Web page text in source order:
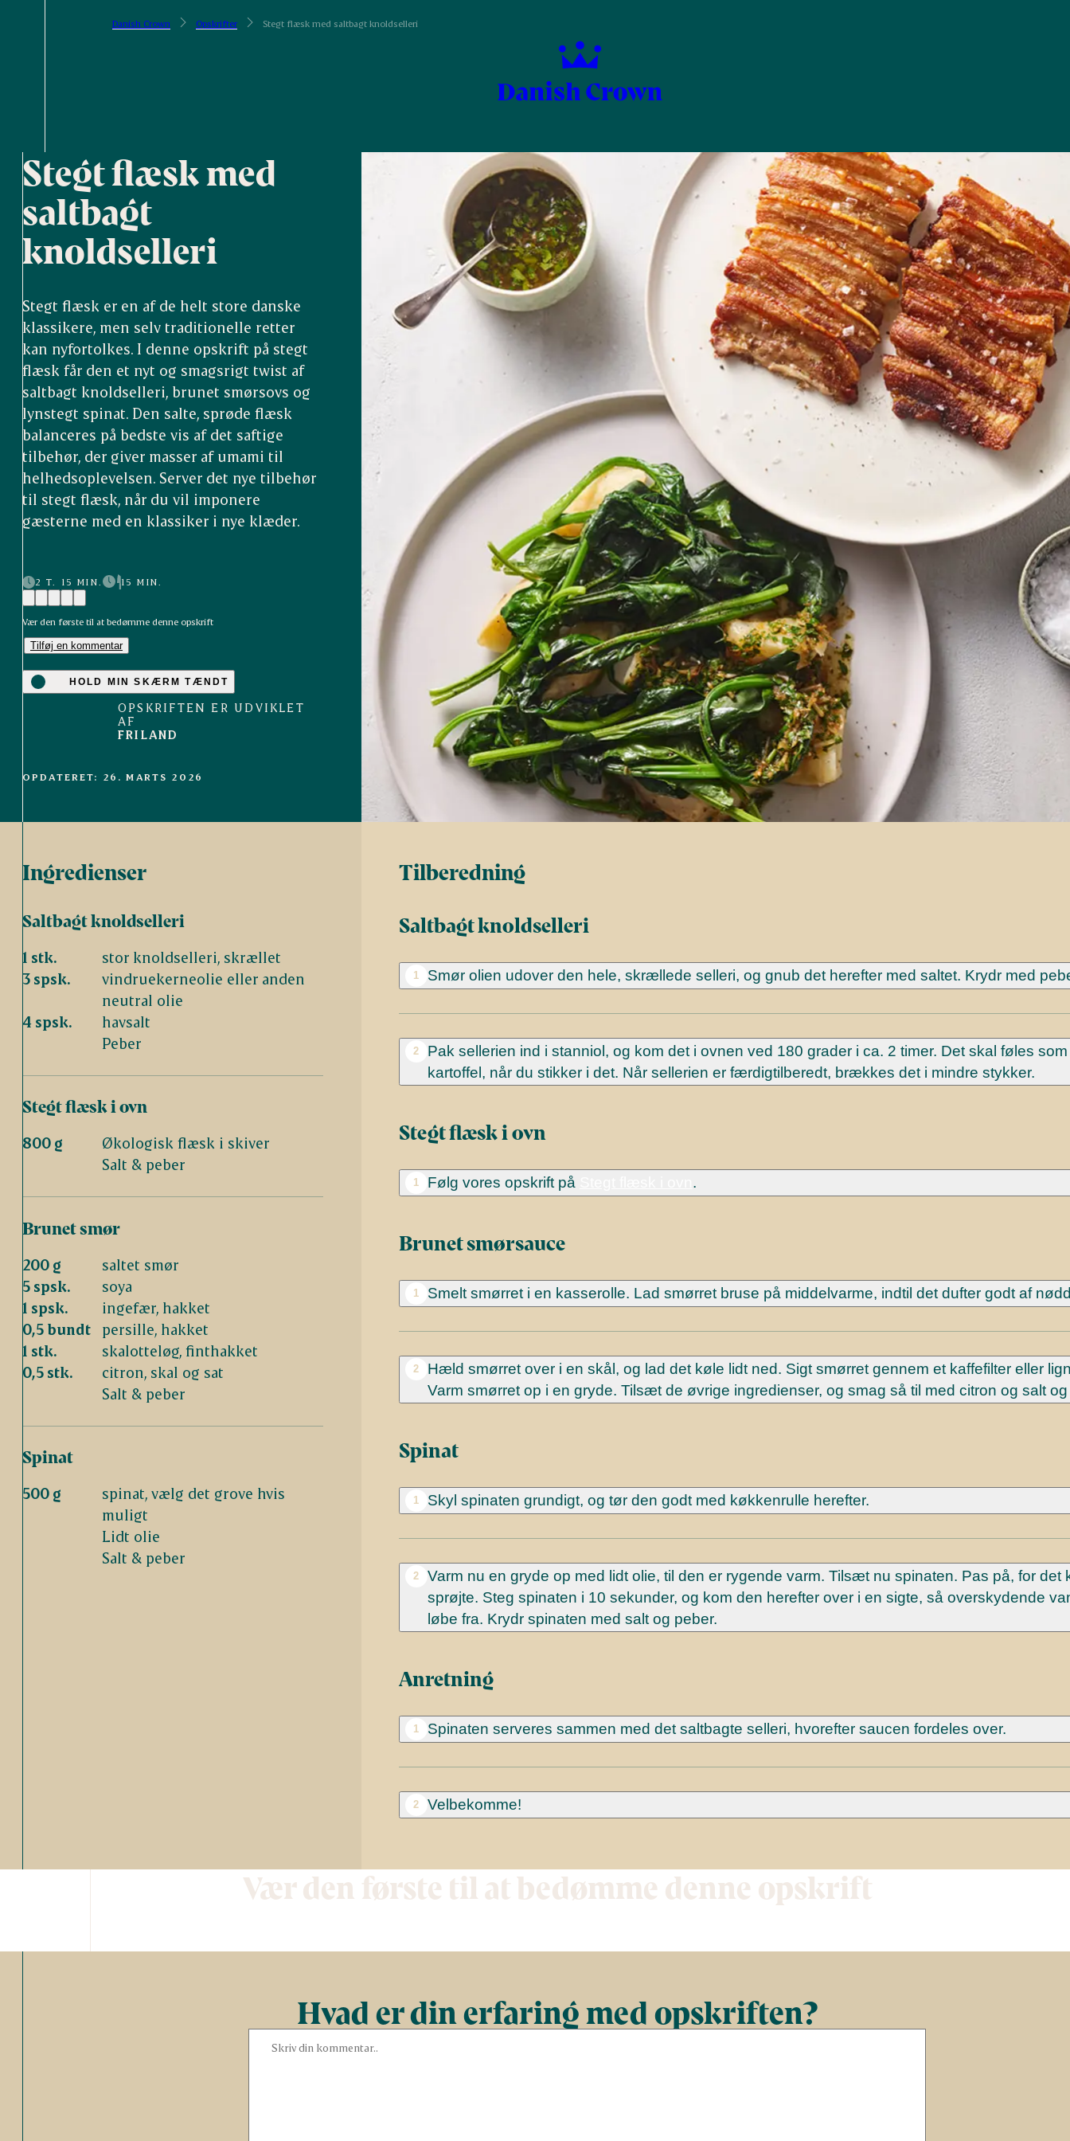
Danish Crown Opskrifter Stegt flæsk med saltbagt knoldselleri
Stegt flæsk med
saltbagt
knoldselleri
Stegt flæsk er en af de helt store danske
klassikere, men selv traditionelle retter
kan nyfortolkes. I denne opskrift på stegt
flæsk får den et nyt og smagsrigt twist af
saltbagt knoldselleri, brunet smørsovs og
lynstegt spinat. Den salte, sprøde flæsk
balanceres på bedste vis af det saftige
tilbehør, der giver masser af umami til
helhedsoplevelsen. Server det nye tilbehør
til stegt flæsk, når du vil imponere
gæsterne med en klassiker i nye klæder.
2 T. 15 MIN. 15 MIN.
Vær den første til at bedømme denne opskrift
Tilføj en kommentar
HOLD MIN SKÆRM TÆNDT
OPSKRIFTEN ER UDVIKLET
AF
FRILAND
OPDATERET: 26. MARTS 2026
Ingredienser
Saltbagt knoldselleri
1 stk.
stor knoldselleri, skrællet
3 spsk.
vindruekerneolie eller anden
neutral olie
4 spsk.
havsalt
Peber
Stegt flæsk i ovn
800 g
Økologisk flæsk i skiver
Salt & peber
Brunet smør
200 g
saltet smør
5 spsk.
soya
1 spsk.
ingefær, hakket
0,5 bundt
persille, hakket
1 stk.
skalotteløg, finthakket
0,5 stk.
citron, skal og sat
Salt & peber
Spinat
500 g
spinat, vælg det grove hvis
muligt
Lidt olie
Salt & peber
Tilberedning
Saltbagt knoldselleri
1 Smør olien udover den hele, skrællede selleri, og gnub det herefter med saltet. Krydr med
2
Pak sellerien ind i stanniol, og kom det i ovnen ved 180 grader i ca. 2 timer. Det skal føles
kartoffel, når du stikker i det. Når sellerien er færdigtilberedt, brækkes det i mindre stykker.
Stegt flæsk i ovn
1 Følg vores opskrift på .
Brunet smørsauce
1 Smelt smørret i en kasserolle. Lad smørret bruse på middelvarme, indtil det dufter godt af
2
Hæld smørret over i en skål, og lad det køle lidt ned. Sigt smørret gennem et kaffefilter eller
Varm smørret op i en gryde. Tilsæt de øvrige ingredienser, og smag så til med citron og salt
Spinat
1 Skyl spinaten grundigt, og tør den godt med køkkenrulle herefter.
2
Varm nu en gryde op med lidt olie, til den er rygende varm. Tilsæt nu spinaten. Pas på, for det
sprøjte. Steg spinaten i 10 sekunder, og kom den herefter over i en sigte, så overskydende
løbe fra. Krydr spinaten med salt og peber.
Anretning
1 Spinaten serveres sammen med det saltbagte selleri, hvorefter saucen fordeles over.
2 Velbekomme!
Vær den første til at bedømme denne opskrift
Hvad er din erfaring med opskriften?